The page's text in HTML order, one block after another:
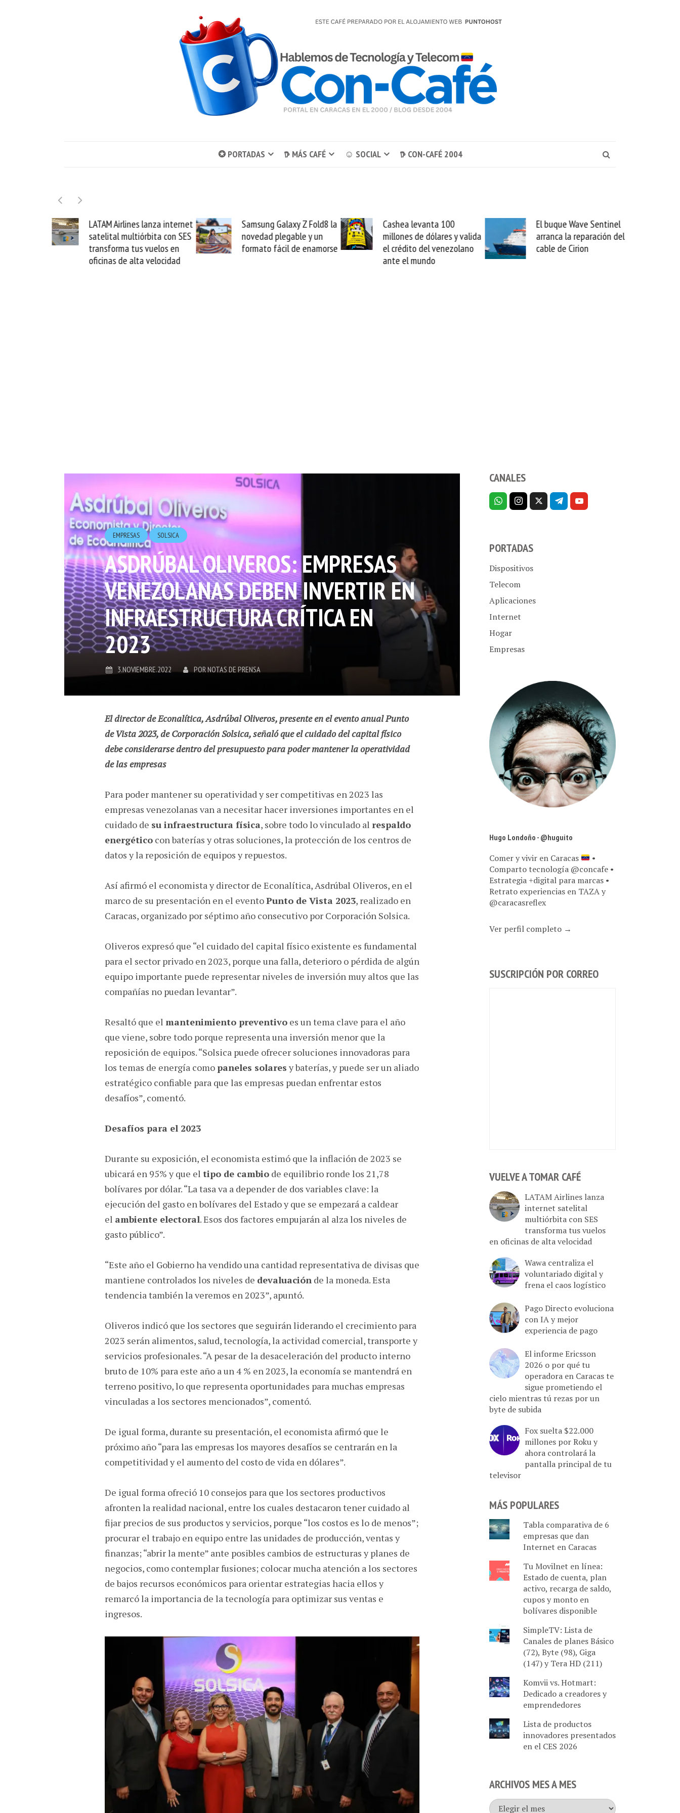
✪ PORTADAS 𖠚 MÁS CAFÉ ☺ SOCIAL 𖠚 CON-CAFÉ 2004
lanza internet
multiórbita con SES
tus vuelos en
Samsung Galaxy Z Fold8 la
novedad plegable y un
formato fácil de enamorse
Cashea levanta 100
millones de dólares y valida
el crédito del venezolano
El buque Wave Sentinel
arranca la reparación del
cable de Cirion
Uber se lleva PedidosYa y
sabemos todo lo que puede
mejorar tecnológicamente
EMPRESAS SOLSICA
ASDRÚBAL OLIVEROS: EMPRESAS
VENEZOLANAS DEBEN INVERTIR EN
INFRAESTRUCTURA CRÍTICA EN
2023
3.NOVIEMBRE.2022 PORNOTAS DE PRENSA
El director de Econalítica, Asdrúbal Oliveros, presente en el evento anual Punto
de Vista 2023, de Corporación Solsica, señaló que el cuidado del capital físico
debe considerarse dentro del presupuesto para poder mantener la operatividad
de las empresas
Para poder mantener su operatividad y ser competitivas en 2023 las
empresas venezolanas van a necesitar hacer inversiones importantes en el
cuidado de su infraestructura física, sobre todo lo vinculado al respaldo
energético con baterías y otras soluciones, la protección de los centros de
datos y la reposición de equipos y repuestos.
Así afirmó el economista y director de Econalítica, Asdrúbal Oliveros, en el
marco de su presentación en el eventoPunto de Vista 2023, realizado en
Caracas, organizado por séptimo año consecutivo por Corporación Solsica.
Oliveros expresó que “el cuidado del capital físico existente es fundamental
para el sector privado en 2023, porque una falla, deterioro o pérdida de algún
equipo importante puede representar niveles de inversión muy altos que las
compañías no puedan levantar”.
Resaltó que el mantenimiento preventivo es un tema clave para el año
que viene, sobre todo porque representa una inversión menor que la
reposición de equipos. “Solsica puede ofrecer soluciones innovadoras para
los temas de energía como paneles solares y baterías, y puede ser un aliado
estratégico confiable para que las empresas puedan enfrentar estos
desafíos”, comentó.
Desafíos para el 2023
Durante su exposición, el economista estimó que la inflación de 2023 se
ubicará en 95% y que el tipo de cambio de equilibrio ronde los 21,78
bolívares por dólar. “La tasa va a depender de dos variables clave: la
ejecución del gasto en bolívares del Estado y que se empezará a caldear
el ambiente electoral. Esos dos factores empujarán al alza los niveles de
gasto público”.
“Este año el Gobierno ha vendido una cantidad representativa de divisas que
mantiene controlados los niveles de devaluación de la moneda. Esta
tendencia también la veremos en 2023”, apuntó.
Oliveros indicó que los sectores que seguirán liderando el crecimiento para
2023 serán alimentos, salud, tecnología, la actividad comercial, transporte y
servicios profesionales. “A pesar de la desaceleración del producto interno
bruto de 10% para este año a un 4 % en 2023, la economía se mantendrá en
terreno positivo, lo que representa oportunidades para muchas empresas
vinculadas a los sectores mencionados”, comentó.
De igual forma, durante su presentación, el economista afirmó que le
próximo año “para las empresas los mayores desafíos se centrarán en la
competitividad y el aumento del costo de vida en dólares”.
De igual forma ofreció 10 consejos para que los sectores productivos
afronten la realidad nacional, entre los cuales destacaron tener cuidado al
fijar precios de sus productos y servicios, porque “los costos es lo de menos”;
procurar el trabajo en equipo entre las unidades de producción, ventas y
finanzas; “abrir la mente” ante posibles cambios de estructuras y planes de
negocios, como contemplar fusiones; colocar mucha atención a los sectores
de bajos recursos económicos para orientar estrategias hacia ellos y
remarcó la importancia de la tecnología para optimizar sus ventas e
ingresos.
CANALES
PORTADAS
Dispositivos
Telecom
Aplicaciones
Internet
Hogar
Empresas
Hugo Londoño - @huguito
Comer y vivir en Caracas
•
Comparto tecnología @concafe •
Estrategia +digital para marcas •
Retrato experiencias en TAZA y
@caracasreflex
Ver perfil completo →
SUSCRIPCIÓN POR CORREO
VUELVE A TOMAR CAFÉ
LATAM Airlines lanza
internet satelital
multiórbita con SES
transforma tus vuelos
en oficinas de alta velocidad
Wawa centraliza el
voluntariado digital y
frena el caos logístico
Pago Directo evoluciona
con IA y mejor
experiencia de pago
El informe Ericsson
2026 o por qué tu
operadora en Caracas te
sigue prometiendo el
cielo mientras tú rezas por un
byte de subida
Fox suelta $22.000
millones por Roku y
ahora controlará la
pantalla principal de tu
televisor
MÁS POPULARES
Tabla comparativa de 6
empresas que dan
Internet en Caracas
Tu Movilnet en línea:
Estado de cuenta, plan
activo, recarga de saldo,
cupos y monto en
bolívares disponible
SimpleTV: Lista de
Canales de planes Básico
(72), Byte (98), Giga
(147) y Tera HD (211)
Komvii vs. Hotmart:
Dedicado a creadores y
emprendedores
Lista de productos
innovadores presentados
en el CES 2026
ARCHIVOS MES A MES
Archivos